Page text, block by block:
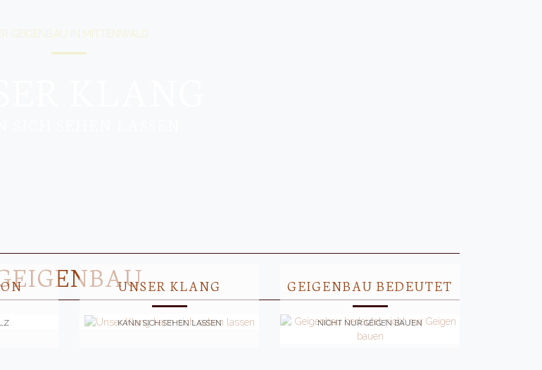
GEIGENBAU IN MITTENWALD
UNSER KLANG
KANN SICH SEHEN LASSEN
GEIGENBAU BEDEUTET
NICHT NUR GEIGEN BAUEN